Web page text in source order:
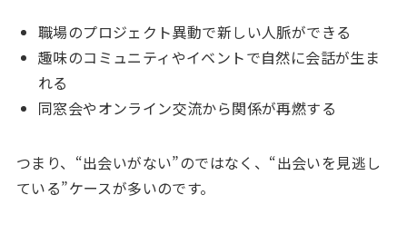
職場のプロジェクト異動で新しい人脈ができる
趣味のコミュニティやイベントで自然に会話が生ま
れる
同窓会やオンライン交流から関係が再燃する
つまり、“出会いがない”のではなく、“出会いを見逃し
ている”ケースが多いのです。